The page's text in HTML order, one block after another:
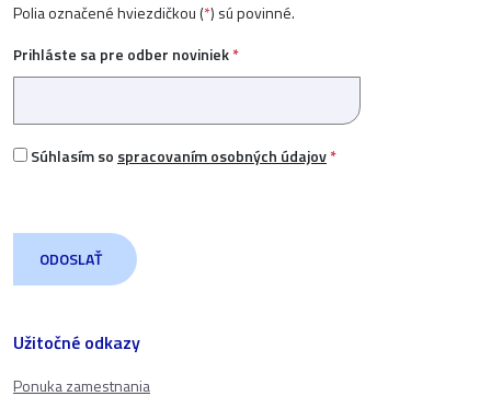
Užitočné odkazy
Ponuka zamestnania
Polia označené hviezdičkou (*) sú povinné.
Prihláste sa pre odber noviniek*
Súhlasím so spracovaním osobných údajov*